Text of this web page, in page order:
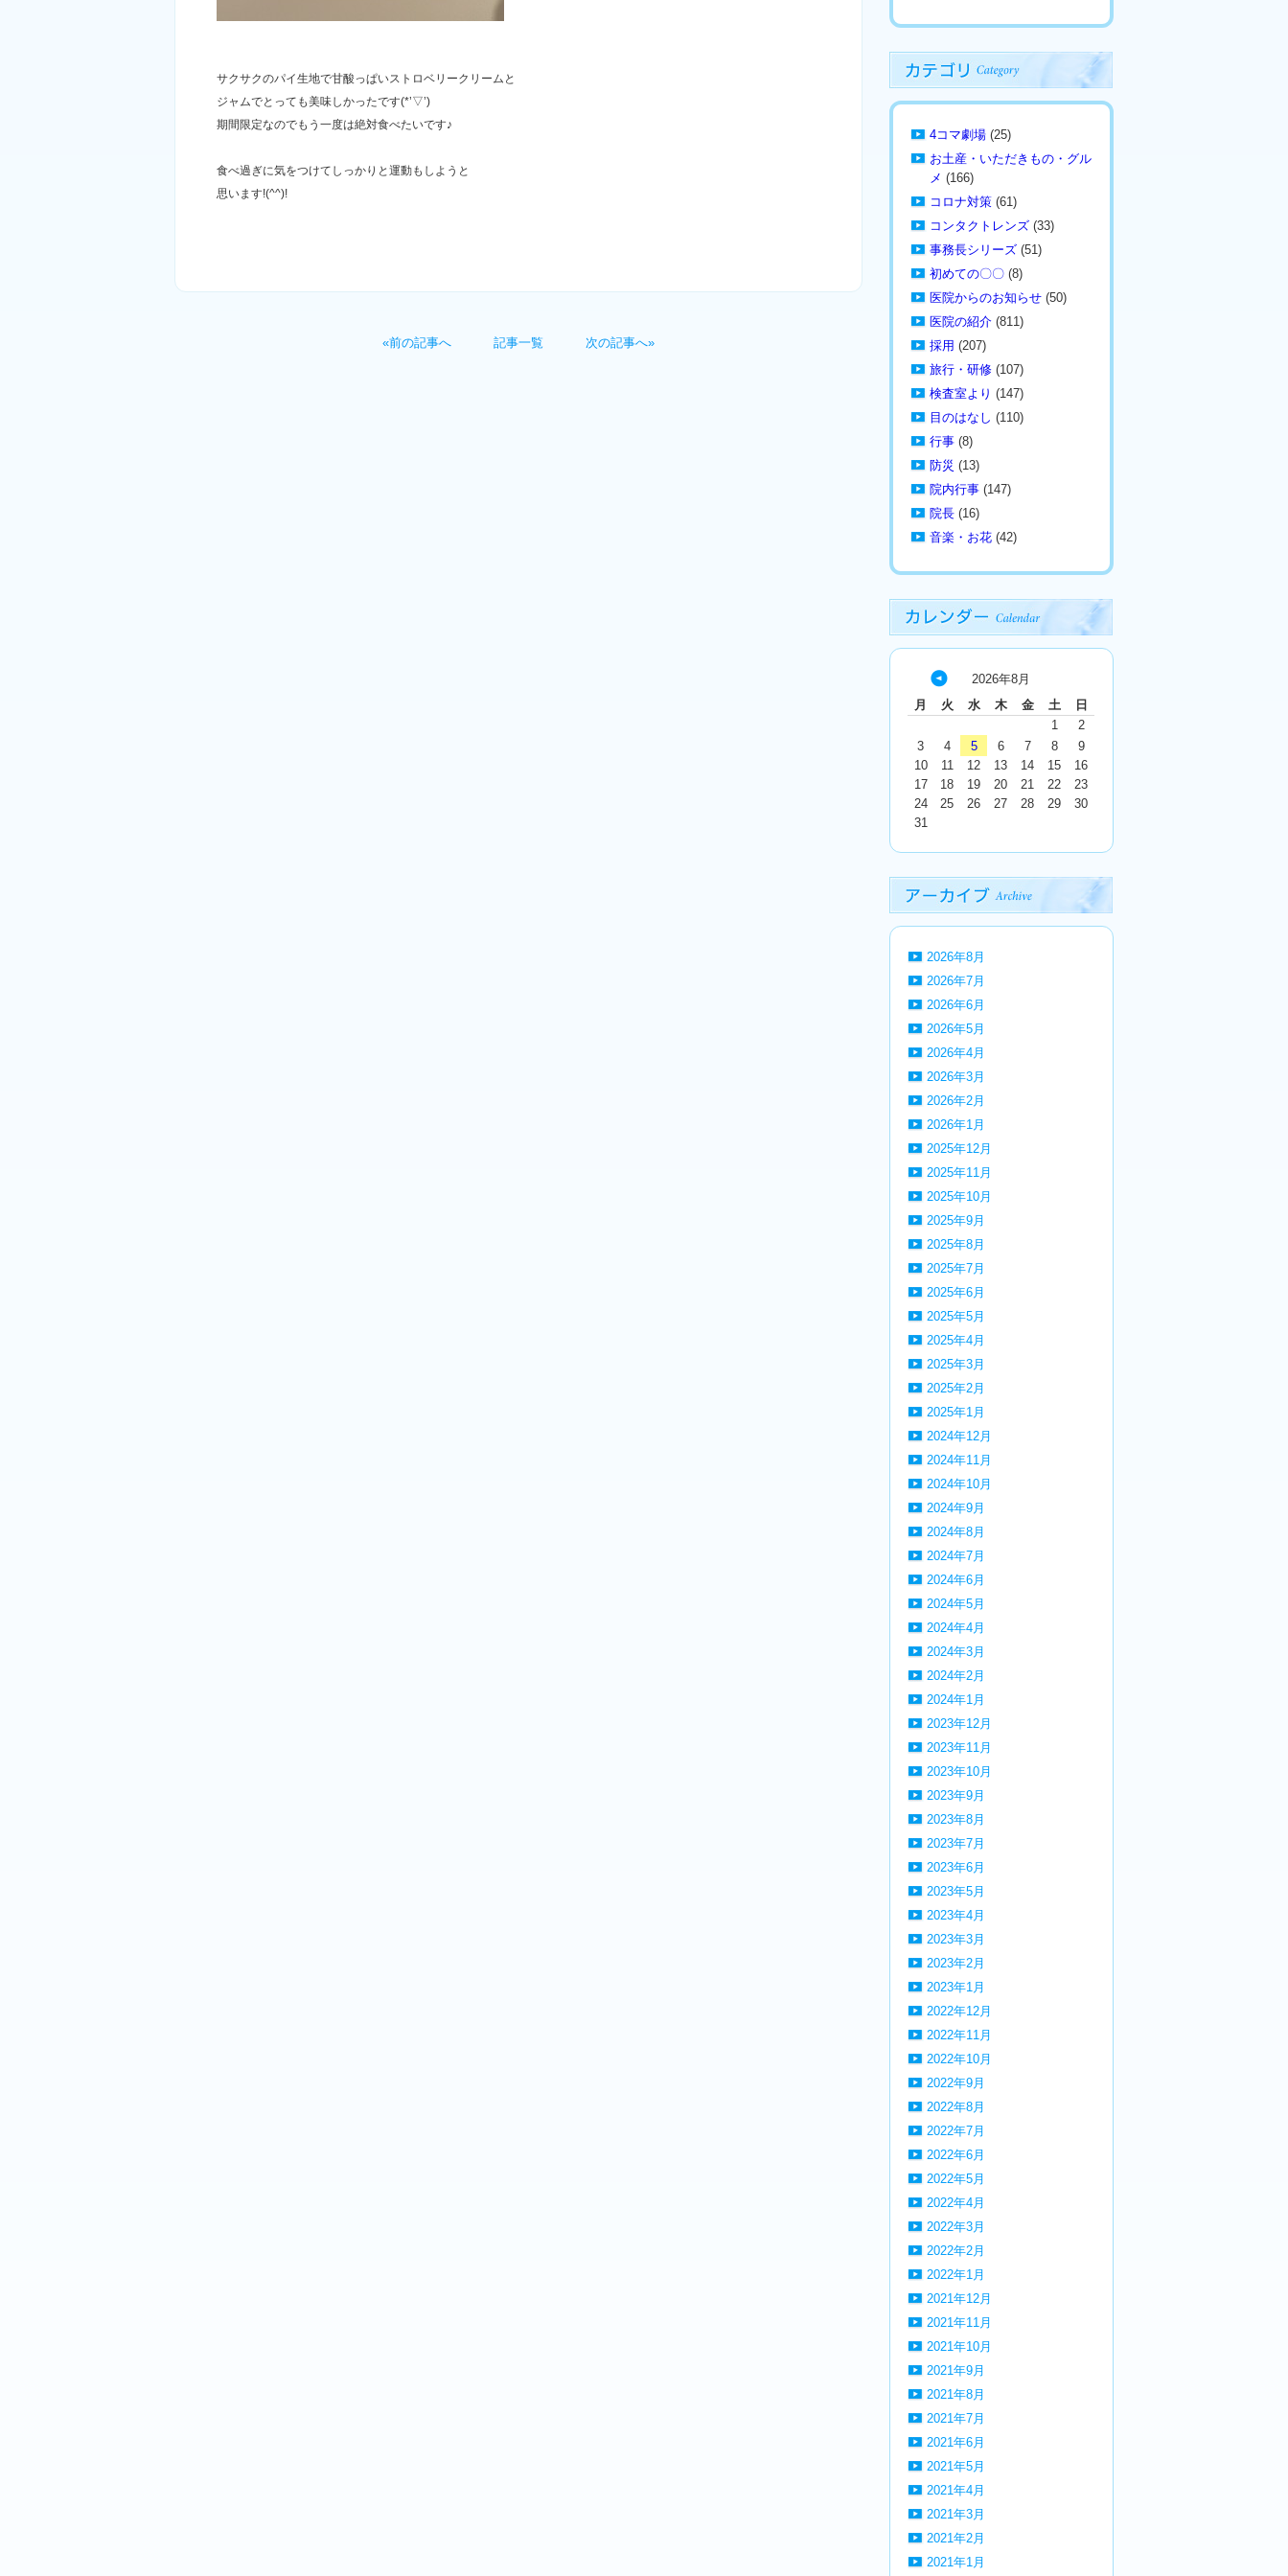
サクサクのパイ生地で甘酸っぱいストロベリークリームと
ジャムでとっても美味しかったです(*’▽’)
期間限定なのでもう一度は絶対食べたいです♪
食べ過ぎに気をつけてしっかりと運動もしようと
思います!(^^)!
«前の記事へ 記事一覧 次の記事へ»
4コマ劇場 (25)
お土産・いただきもの・グル
メ (166)
コロナ対策 (61)
コンタクトレンズ (33)
事務長シリーズ (51)
初めての〇〇 (8)
医院からのお知らせ (50)
医院の紹介 (811)
採用 (207)
旅行・研修 (107)
検査室より (147)
目のはなし (110)
行事 (8)
防災 (13)
院内行事 (147)
院長 (16)
音楽・お花 (42)
2026年8月
月
火 水 木 金 土 日
« 7
月
1
2
3
4 5 6 7 8
9
10
11 12 13 14 15
16
17
18 19 20 21 22
23
24
25 26 27 28 29
30
31
2026年8月
2026年7月
2026年6月
2026年5月
2026年4月
2026年3月
2026年2月
2026年1月
2025年12月
2025年11月
2025年10月
2025年9月
2025年8月
2025年7月
2025年6月
2025年5月
2025年4月
2025年3月
2025年2月
2025年1月
2024年12月
2024年11月
2024年10月
2024年9月
2024年8月
2024年7月
2024年6月
2024年5月
2024年4月
2024年3月
2024年2月
2024年1月
2023年12月
2023年11月
2023年10月
2023年9月
2023年8月
2023年7月
2023年6月
2023年5月
2023年4月
2023年3月
2023年2月
2023年1月
2022年12月
2022年11月
2022年10月
2022年9月
2022年8月
2022年7月
2022年6月
2022年5月
2022年4月
2022年3月
2022年2月
2022年1月
2021年12月
2021年11月
2021年10月
2021年9月
2021年8月
2021年7月
2021年6月
2021年5月
2021年4月
2021年3月
2021年2月
2021年1月